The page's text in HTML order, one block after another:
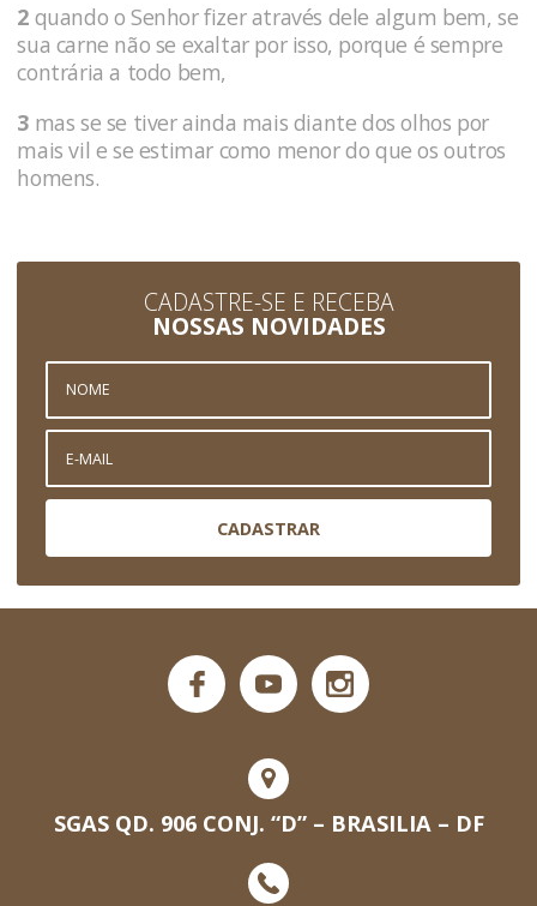
2 quando o Senhor fizer através dele algum bem, se
sua carne não se exaltar por isso, porque é sempre
contrária a todo bem,
3 mas se se tiver ainda mais diante dos olhos por
mais vil e se estimar como menor do que os outros
homens.
CADASTRE-SE E RECEBA
NOSSAS NOVIDADES
CADASTRAR
SGAS QD. 906 CONJ. “D” – BRASILIA – DF